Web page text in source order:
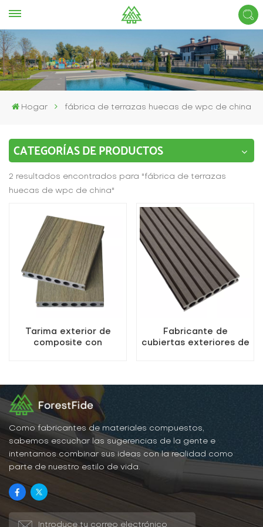
Hogar fábrica de terrazas huecas de wpc de china
CATEGORÍAS DE PRODUCTOS
2 resultados encontrados para "fábrica de terrazas
huecas de wpc de china"
Tarima exterior de
composite con
Fabricante de
cubiertas exteriores de
Como fabricantes de materiales compuestos,
sabemos escuchar las sugerencias de la gente e
intentamos combinar sus ideas con la realidad como
parte de nuestro estilo de vida.